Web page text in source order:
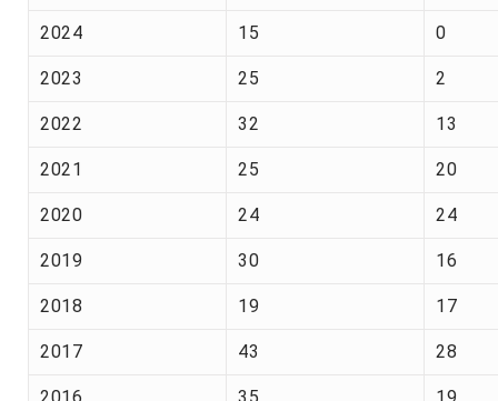
2024 15 0
2023 25 2
2022 32 13
2021 25 20
2020 24 24
2019 30 16
2018 19 17
2017 43 28